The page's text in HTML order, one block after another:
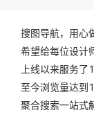
搜图导航，用心
希望给每位设计
上线以来服务
至今浏览量达到
聚合搜索一站式